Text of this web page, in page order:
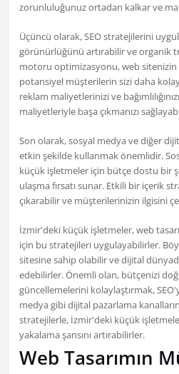
zorunluluğunuz ortadan kalkar ve
Üçüncü olarak, SEO stratejilerini
görünürlüğünü artırabilir ve organik
motoru optimizasyonu, web sitenizin
potansiyel müşterilerin sizi daha kolay
reklam maliyetlerinizi ve
maliyetleriyle başa çıkmanızı
Son olarak, sosyal medya ve diğer
etkin şekilde kullanmak önemlidir.
küçük işletmeler için bütçe dostu bir
ulaşma fırsatı sunar. Etkili bir içerik
çıkarabilir ve müşterilerinizin ilgisini
İzmir'deki küçük işletmeler, web
için bu stratejileri uygulayabilirler.
sitesine sahip olabilir ve dijital
edebilirler. Önemli olan, bütçenizi
güncellemelerini kolaylaştırmak,
medya gibi dijital pazarlama
stratejilerle, İzmir'deki küçük
yakalama şansını artırabilirler.
Web Tasarımın